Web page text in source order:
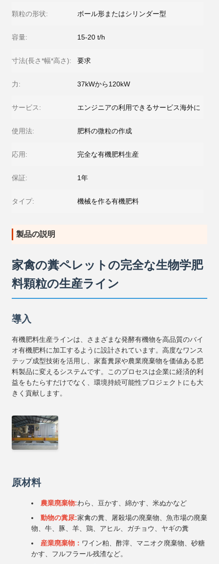
顆粒の形状: ボール形またはシリンダー型
容量: 15-20 t/h
寸法(長さ*幅*高さ): 要求
力: 37kWから120kW
サービス: エンジニアの利用できるサービス海外に
使用法: 肥料の微粒の作成
応用: 完全な有機肥料生産
保証: 1年
タイプ: 機械を作る有機肥料
製品の説明
家禽の糞ペレットの完全な生物学肥
料顆粒の生産ライン
導入
有機肥料生産ラインは、さまざまな発酵有機物を高品質のバイ
オ有機肥料に加工するように設計されています。高度なワンス
テップ成型技術を活用し、家畜糞尿や農業廃棄物を価値ある肥
料製品に変えるシステムです。このプロセスは企業に経済的利
益をもたらすだけでなく、環境持続可能性プロジェクトにも大
きく貢献します。
原材料
農業廃棄物:わら、豆かす、綿かす、米ぬかなど
動物の糞尿:家禽の糞、屠殺場の廃棄物、魚市場の廃棄
物、牛、豚、羊、鶏、アヒル、ガチョウ、ヤギの糞
産業廃棄物： ワイン粕、酢滓、マニオク廃棄物、砂糖
かす、フルフラール残渣など。